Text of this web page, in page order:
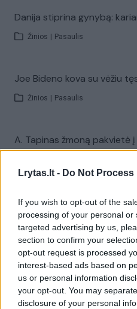
Lrytas.lt - Do Not
If you wish to opt-out of the
processing of your personal
targeted advertising by us,
section to confirm your
opt-out request is processed
interest-based ads based on
us or personal information
your opt-out. You may
disclosure of your personal
Danija stiprina gynybą:
Žinios Pasaulis
Joe Bideno kova su vėžiu
Žinios Pasaulis
A. Tapinas žmoną pakvietė
romantišką šokį
Žinios | Pramogos
Visi
Žiūrimiausi